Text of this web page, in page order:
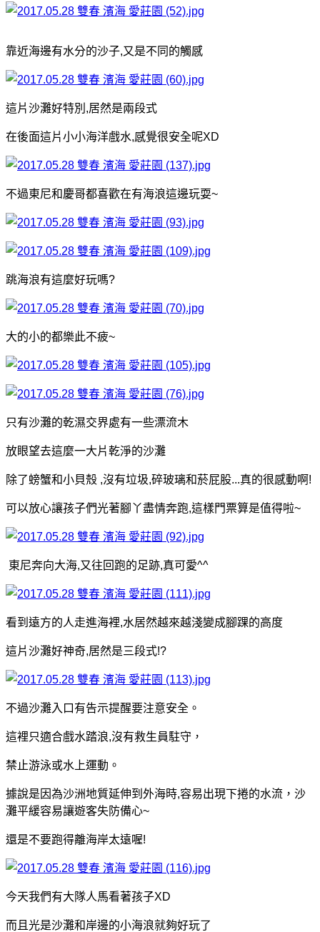
靠近海邊有水分的沙子,又是不同的觸感
這片沙灘好特別,居然是兩段式
在後面這片小小海洋戲水,感覺很安全呢XD
不過東尼和慶哥都喜歡在有海浪這邊玩耍~
跳海浪有這麼好玩嗎?
大的小的都樂此不疲~
只有沙灘的乾濕交界處有一些漂流木
放眼望去這麼一大片乾淨的沙灘
除了螃蟹和小貝殼 ,沒有垃圾,碎玻璃和菸屁股...真的很感動啊!
可以放心讓孩子們光著腳丫盡情奔跑,這樣門票算是值得啦~
東尼奔向大海,又往回跑的足跡,真可愛^^
看到遠方的人走進海裡,水居然越來越淺變成腳踝的高度
這片沙灘好神奇,居然是三段式!?
不過沙灘入口有告示提醒要注意安全。
這裡只適合戲水踏浪,沒有救生員駐守，
禁止游泳或水上運動。
據說是因為沙洲地質延伸到外海時,容易出現下捲的水流，沙
灘平緩容易讓遊客失防備心~
還是不要跑得離海岸太遠喔!
今天我們有大隊人馬看著孩子XD
而且光是沙灘和岸邊的小海浪就夠好玩了